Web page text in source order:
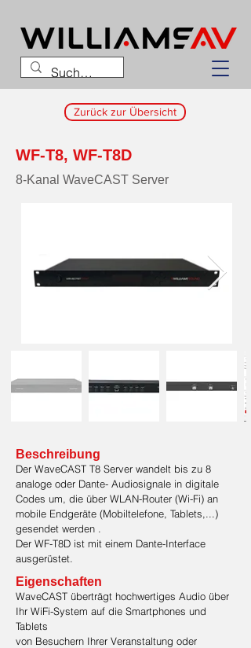
Zurück zur Übersicht
WF-T8, WF-T8D
8-Kanal WaveCAST Server
Beschreibung
Der WaveCAST T8 Server wandelt bis zu 8
analoge oder Dante- Audiosignale in digitale
Codes um, die über WLAN-Router (Wi-Fi) an
mobile Endgeräte (Mobiltelefone, Tablets,...)
gesendet werden .
Der WF-T8D ist mit einem Dante-Interface
ausgerüstet.
Eigenschaften
WaveCAST überträgt hochwertiges Audio über
Ihr WiFi-System auf die Smartphones und
Tablets
von Besuchern Ihrer Veranstaltung oder